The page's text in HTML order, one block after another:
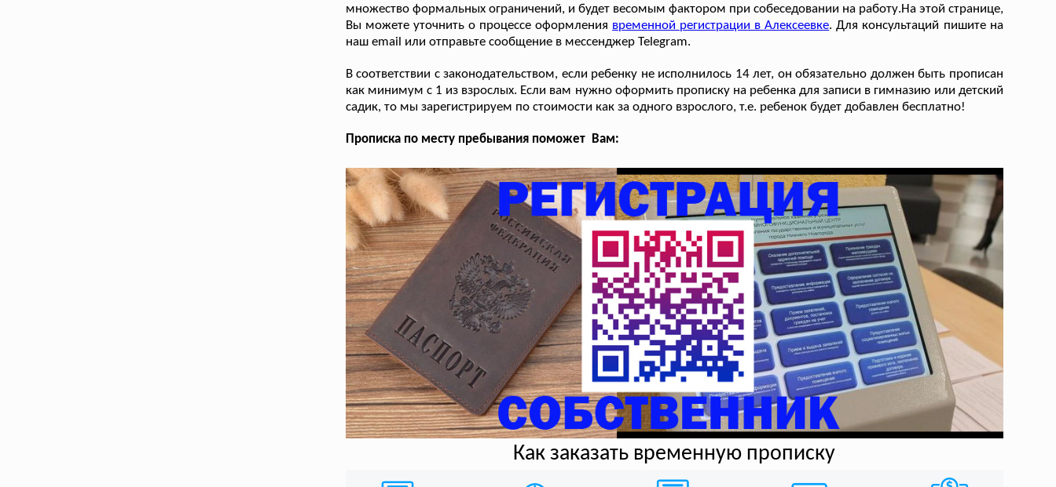
множество формальных ограничений, и будет весомым фактором при собеседовании на работу.На этой странице,
Вы можете уточнить о процессе оформления временной регистрации в Алексеевке. Для консультаций пишите на
наш email или отправьте сообщение в мессенджер Telegram.
В соответствии с законодательством, если ребенку не исполнилось 14 лет, он обязательно должен быть прописан
как минимум с 1 из взрослых. Если вам нужно оформить прописку на ребенка для записи в гимназию или детский
садик, то мы зарегистрируем по стоимости как за одного взрослого, т.е. ребенок будет добавлен бесплатно!
Прописка по месту пребывания поможет Вам:
Как заказать временную прописку